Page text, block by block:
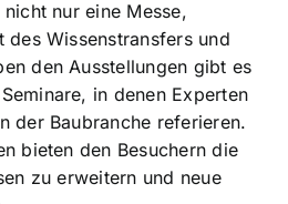
nur eine Messe,
des Wissenstransfers und
den Ausstellungen gibt es
in denen Experten
der Baubranche referieren.
bieten den Besuchern die
zu erweitern und neue